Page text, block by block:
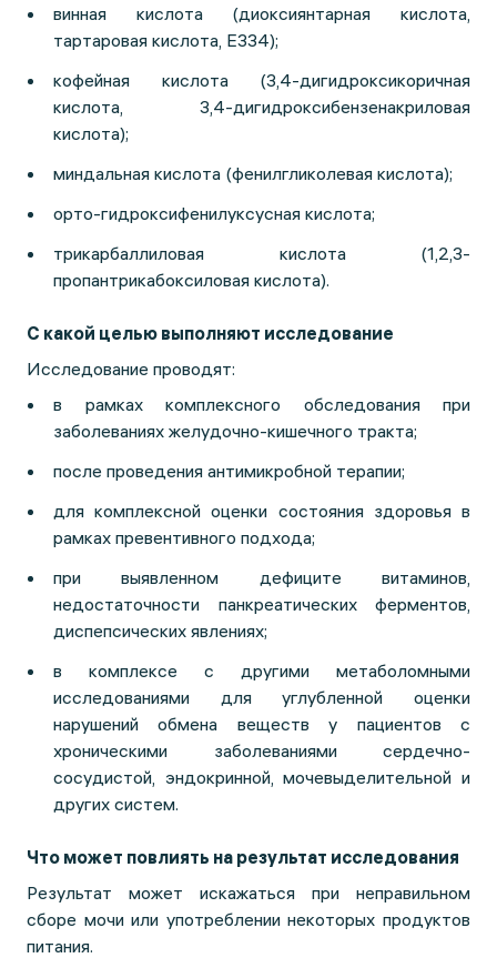
винная кислота (диоксиянтарная кислота,
тартаровая кислота, Е334);
кофейная кислота (3,4-дигидроксикоричная
кислота, 3,4-дигидроксибензенакриловая
кислота);
миндальная кислота (фенилгликолевая кислота);
орто-гидроксифенилуксусная кислота;
трикарбаллиловая кислота (1,2,3-
пропантрикабоксиловая кислота).
С какой целью выполняют исследование
Исследование проводят:
в рамках комплексного обследования при
заболеваниях желудочно-кишечного тракта;
после проведения антимикробной терапии;
для комплексной оценки состояния здоровья в
рамках превентивного подхода;
при выявленном дефиците витаминов,
недостаточности панкреатических ферментов,
диспепсических явлениях;
в комплексе с другими метаболомными
исследованиями для углубленной оценки
нарушений обмена веществ у пациентов с
хроническими заболеваниями сердечно-
сосудистой, эндокринной, мочевыделительной и
других систем.
Что может повлиять на результат исследования
Результат может искажаться при неправильном
сборе мочи или употреблении некоторых продуктов
питания.